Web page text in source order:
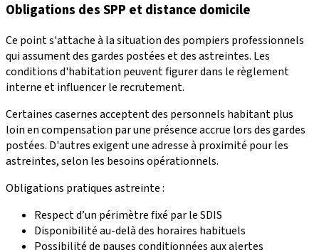
Obligations des SPP et distance domicile
Ce point s'attache à la situation des pompiers professionnels
qui assument des gardes postées et des astreintes. Les
conditions d'habitation peuvent figurer dans le règlement
interne et influencer le recrutement.
Certaines casernes acceptent des personnels habitant plus
loin en compensation par une présence accrue lors des gardes
postées. D'autres exigent une adresse à proximité pour les
astreintes, selon les besoins opérationnels.
Obligations pratiques astreinte :
Respect d’un périmètre fixé par le SDIS
Disponibilité au-delà des horaires habituels
Possibilité de pauses conditionnées aux alertes